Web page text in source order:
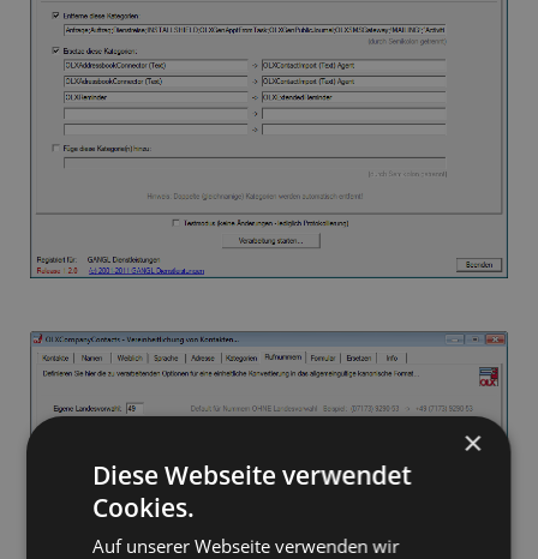
×
Diese Webseite verwendet
Cookies.
Auf unserer Webseite verwenden wir